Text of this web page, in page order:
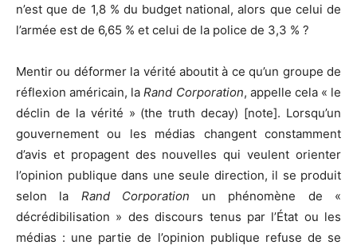
n’est que de 1,8 % du budget national, alors que celui de
l’armée est de 6,65 % et celui de la police de 3,3 % ?
Mentir ou déformer la vérité aboutit à ce qu’un groupe de
réflexion américain, la Rand Corporation, appelle cela « le
déclin de la vérité » (the truth decay) [note]. Lorsqu’un
gouvernement ou les médias changent constamment
d’avis et propagent des nouvelles qui veulent orienter
l’opinion publique dans une seule direction, il se produit
selon la Rand Corporation un phénomène de «
décrédibilisation » des discours tenus par l’État ou les
médias : une partie de l’opinion publique refuse de se